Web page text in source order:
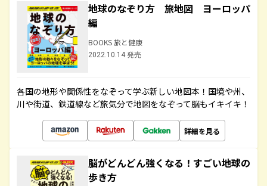
地球のなぞり方 旅地図 ヨーロッパ
編
BOOKS 旅と健康
2022.10.14 発売
各国の地形や関係性をなぞって学ぶ新しい地図本！国境や州、
川や街道、鉄道線など旅気分で地図をなぞって脳もイキイキ！
詳細を見る
脳がどんどん強くなる！すごい地球の
歩き方